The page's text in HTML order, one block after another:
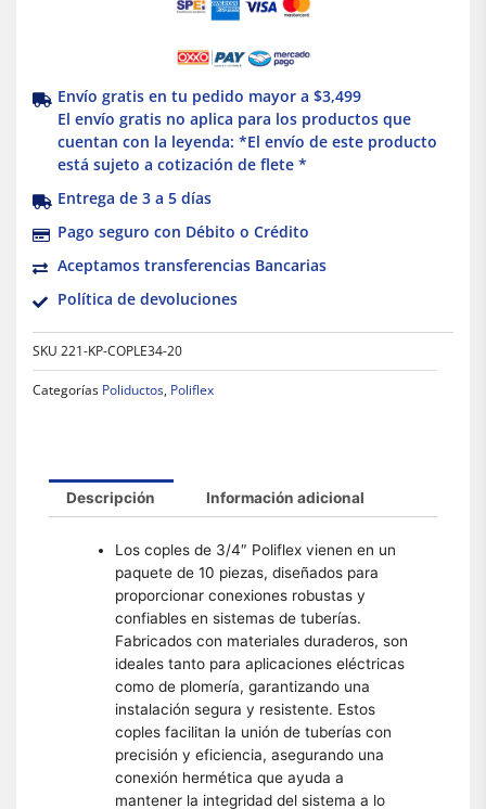
Envío gratis en tu pedido mayor a $3,499
El envío gratis no aplica para los productos que
cuentan con la leyenda: *El envío de este producto
está sujeto a cotización de flete *
Entrega de 3 a 5 días
Pago seguro con Débito o Crédito
Aceptamos transferencias Bancarias
Política de devoluciones
SKU 221-KP-COPLE34-20
Categorías Poliductos, Poliflex
Descripción Información adicional
Los coples de 3/4″ Poliflex vienen en un
paquete de 10 piezas, diseñados para
proporcionar conexiones robustas y
confiables en sistemas de tuberías.
Fabricados con materiales duraderos, son
ideales tanto para aplicaciones eléctricas
como de plomería, garantizando una
instalación segura y resistente. Estos
coples facilitan la unión de tuberías con
precisión y eficiencia, asegurando una
conexión hermética que ayuda a
mantener la integridad del sistema a lo